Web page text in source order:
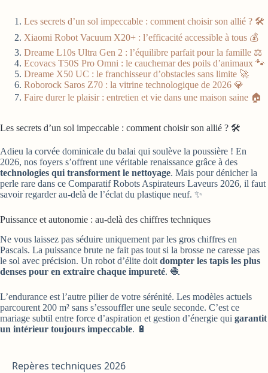
Les secrets d’un sol impeccable : comment choisir son allié ? 🛠️
Xiaomi Robot Vacuum X20+ : l’efficacité accessible à tous 💰
Dreame L10s Ultra Gen 2 : l’équilibre parfait pour la famille ⚖️
Ecovacs T50S Pro Omni : le cauchemar des poils d’animaux 🐾
Dreame X50 UC : le franchisseur d’obstacles sans limite 🚀
Roborock Saros Z70 : la vitrine technologique de 2026 💎
Faire durer le plaisir : entretien et vie dans une maison saine 🏠
Les secrets d’un sol impeccable : comment choisir son allié ? 🛠️
Adieu la corvée dominicale du balai qui soulève la poussière ! En
2026, nos foyers s’offrent une véritable renaissance grâce à des
technologies qui transforment le nettoyage. Mais pour dénicher la
perle rare dans ce Comparatif Robots Aspirateurs Laveurs 2026, il faut
savoir regarder au-delà de l’éclat du plastique neuf. ✨
Puissance et autonomie : au-delà des chiffres techniques
Ne vous laissez pas séduire uniquement par les gros chiffres en
Pascals. La puissance brute ne fait pas tout si la brosse ne caresse pas
le sol avec précision. Un robot d’élite doit dompter les tapis les plus
denses pour en extraire chaque impureté. 🧶
L’endurance est l’autre pilier de votre sérénité. Les modèles actuels
parcourent 200 m² sans s’essouffler une seule seconde. C’est ce
mariage subtil entre force d’aspiration et gestion d’énergie qui garantit
un intérieur toujours impeccable. 🔋
Repères techniques 2026